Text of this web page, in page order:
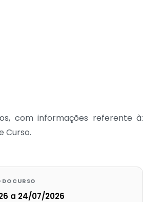
com informações referente à:
Curso.
DO CURSO
a 24/07/2026